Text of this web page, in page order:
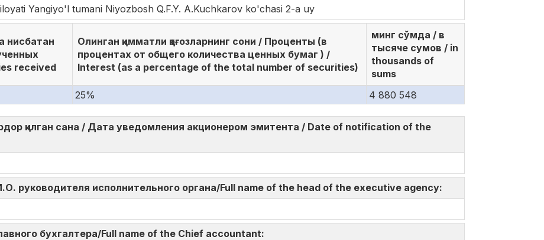
Yangiyo'l tumani Niyozbosh Q.F.Y. A.Kuchkarov ko'chasi 2-a uy
нисбатан
received
Олинган қимматли қоғозларнинг сони / Проценты (в
процентах от общего количества ценных бумаг ) /
Interest (as a percentage of the total number of securities)
минг сўмда / в
тысяче сумов / in
thousands of
sums
25% 4 880 548
қилган сана / Дата уведомления акционером эмитента / Date of notification of the
руководителя исполнительного органа/Full name of the head of the executive agency:
бухгалтера/Full name of the Chief accountant: